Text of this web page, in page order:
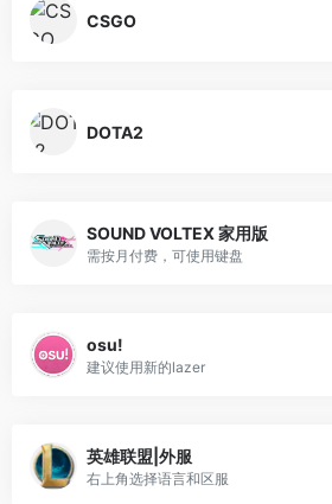
CSGO
DOTA2
SOUND VOLTEX 家用版
需按月付费，可使用键盘
osu!
建议使用新的lazer
英雄联盟|外服
右上角选择语言和区服